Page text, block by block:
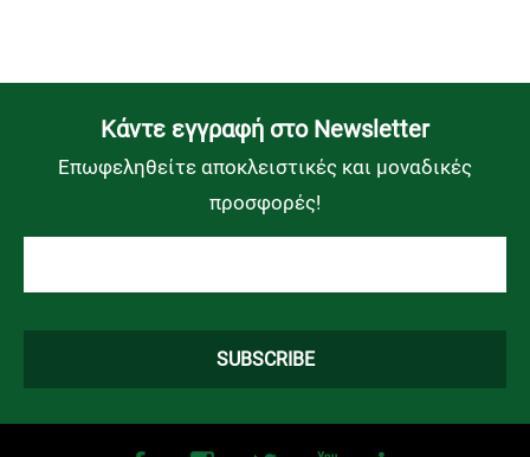
Kάντε εγγραφή στο Newsletter
Επωφεληθείτε αποκλειστικές και μοναδικές
προσφορές!